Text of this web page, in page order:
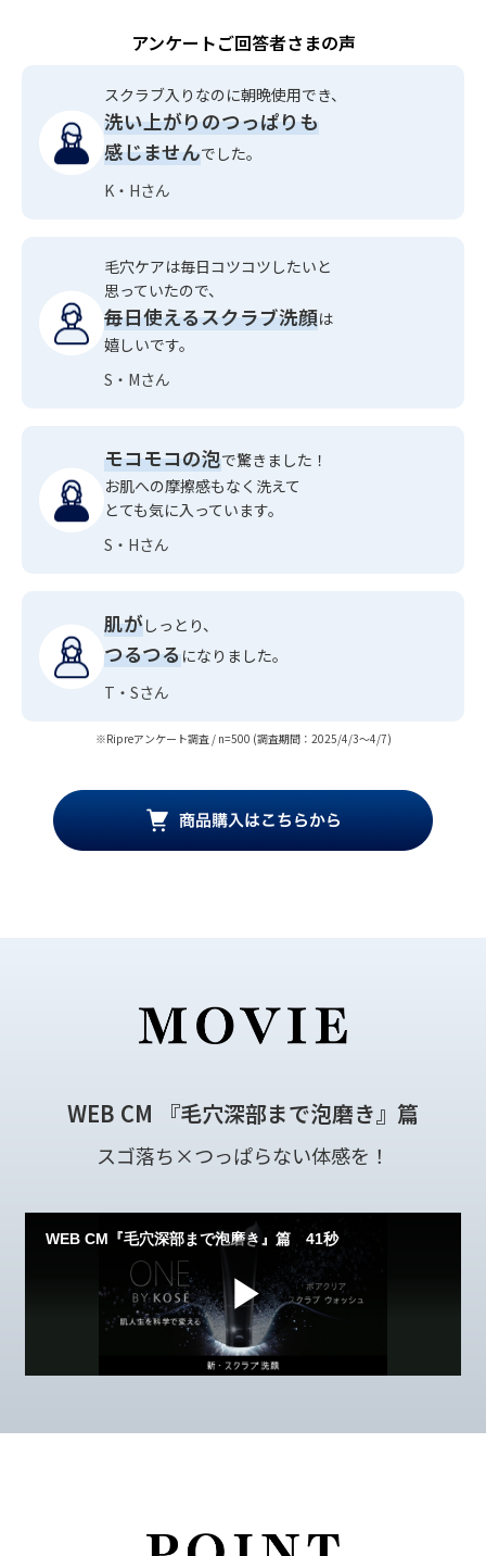
アンケートご回答者さまの声
スクラブ入りなのに朝晩使用でき、
洗い上がりのつっぱりも
感じませんでした。
K・Hさん
毛穴ケアは毎日コツコツしたいと
思っていたので、
毎日使えるスクラブ洗顔は
嬉しいです。
S・Mさん
モコモコの泡で驚きました！
お肌への摩擦感もなく洗えて
とても気に入っています。
S・Hさん
肌がしっとり、
つるつるになりました。
T・Sさん
※Ripreアンケート調査 / n=500 (調査期間：2025/4/3～4/7)
WEB CM 『毛穴深部まで泡磨き』篇
スゴ落ち×つっぱらない体感を！